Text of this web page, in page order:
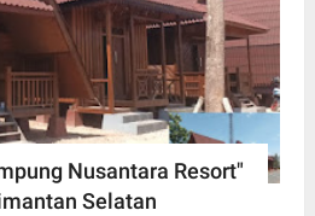
Nusantara Resort"
Selatan